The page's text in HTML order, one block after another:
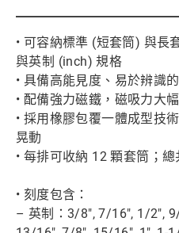
• 可容納標準 (短套筒) 與長
與英制 (inch) 規格
• 具備高能見度、易於辨識
• 配備強力磁鐵，磁吸力大
• 採用橡膠包覆一體成型技
晃動
• 每排可收納 12 顆套筒；
• 刻度包含：
– 英制：3/8", 7/16", 1/2",